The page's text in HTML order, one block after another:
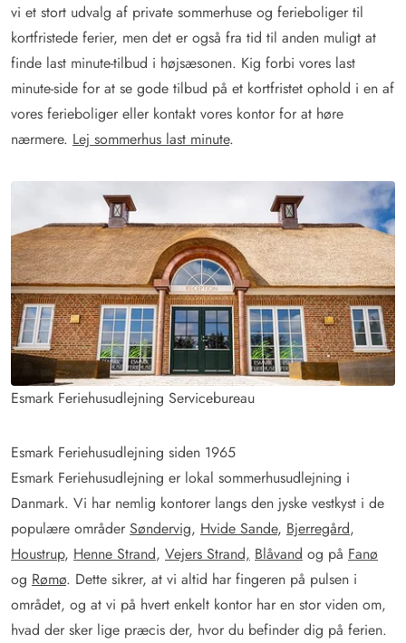
vi et stort udvalg af private sommerhuse og ferieboliger til
kortfristede ferier, men det er også fra tid til anden muligt at
finde last minute-tilbud i højsæsonen. Kig forbi vores last
minute-side for at se gode tilbud på et kortfristet ophold i en af
vores ferieboliger eller kontakt vores kontor for at høre
nærmere. Lej sommerhus last minute.
Esmark Feriehusudlejning Servicebureau
Esmark Feriehusudlejning siden 1965
Esmark Feriehusudlejning er lokal sommerhusudlejning i
Danmark. Vi har nemlig kontorer langs den jyske vestkyst i de
populære områder Søndervig, Hvide Sande, Bjerregård,
Houstrup, Henne Strand, Vejers Strand, Blåvand og på Fanø
og Rømø. Dette sikrer, at vi altid har fingeren på pulsen i
området, og at vi på hvert enkelt kontor har en stor viden om,
hvad der sker lige præcis der, hvor du befinder dig på ferien.